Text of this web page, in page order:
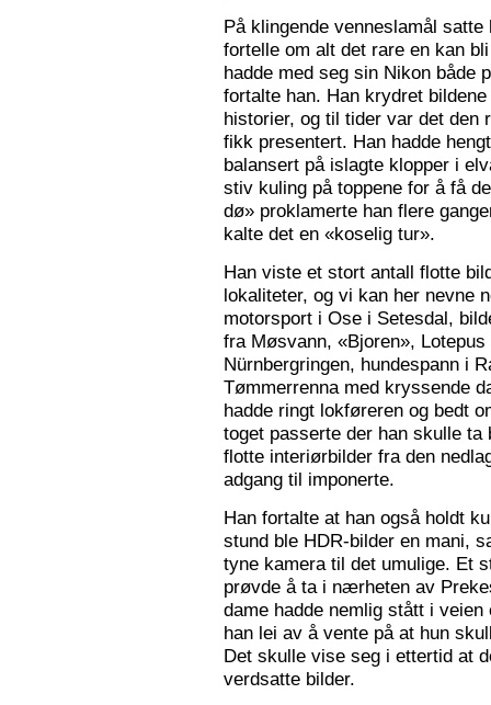
På klingende venneslamål
fortelle om alt det rare en kan
hadde med seg sin Nikon både
fortalte han. Han krydret
historier, og til tider var det den
fikk presentert. Han hadde
balansert på islagte klopper i
stiv kuling på toppene for å få
dø» proklamerte han flere
kalte det en «koselig tur».
Han viste et stort antall flotte
lokaliteter, og vi kan her nevne
motorsport i Ose i Setesdal,
fra Møsvann, «Bjoren»,
Nürnbergringen, hundespann i
Tømmerrenna med kryssende
hadde ringt lokføreren og bedt
toget passerte der han skulle
flotte interiørbilder fra den
adgang til imponerte.
Han fortalte at han også holdt
stund ble HDR-bilder en mani,
tyne kamera til det umulige. Et
prøvde å ta i nærheten av
dame hadde nemlig stått i
han lei av å vente på at hun
Det skulle vise seg i ettertid at
verdsatte bilder.